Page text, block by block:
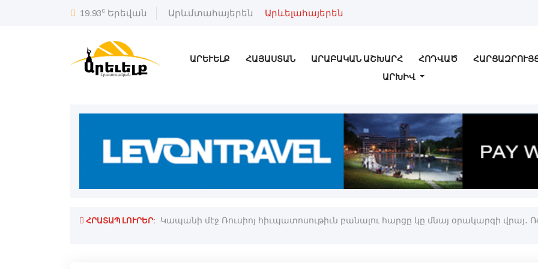
19.93c Երեվան Արևմտահայերեն Արևելահայերեն
ԱՐԵՒԵԼՔ ՀԱՅԱՍՏԱՆ ԱՐԱԲԱԿԱՆ ԱՇԽԱՐՀ ՀՈԴՎԱԾ
ԱՐԽԻՎ
ՀՐԱՏԱՊ ԼՈՒՐԵՐ:
վերանորոգութեան առիթ Կապանի մէջ Ռուսիոյ հիւպատոսութիւն բանալու հարցը կը մնայ օրակարգի վրայ․